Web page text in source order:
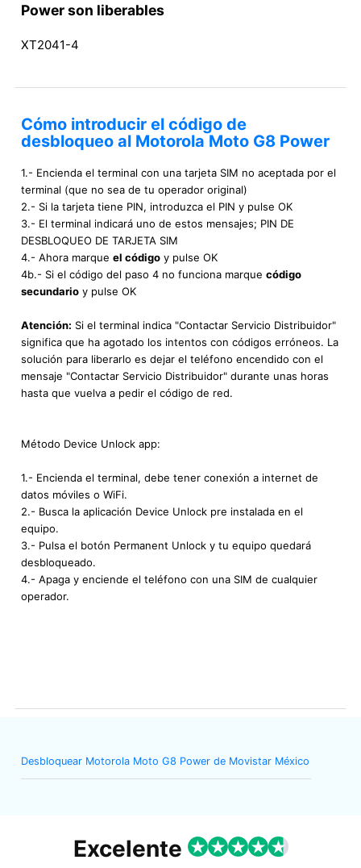
Power son liberables
XT2041-4
Cómo introducir el código de
desbloqueo al Motorola Moto G8 Power
1.- Encienda el terminal con una tarjeta SIM no aceptada por el
terminal (que no sea de tu operador original)
2.- Si la tarjeta tiene PIN, introduzca el PIN y pulse OK
3.- El terminal indicará uno de estos mensajes; PIN DE
DESBLOQUEO DE TARJETA SIM
4.- Ahora marque el código y pulse OK
4b.- Si el código del paso 4 no funciona marque código
secundario y pulse OK
Atención: Si el terminal indica "Contactar Servicio Distribuidor"
significa que ha agotado los intentos con códigos erróneos. La
solución para liberarlo es dejar el teléfono encendido con el
mensaje "Contactar Servicio Distribuidor" durante unas horas
hasta que vuelva a pedir el código de red.
Método Device Unlock app:
1.- Encienda el terminal, debe tener conexión a internet de
datos móviles o WiFi.
2.- Busca la aplicación Device Unlock pre instalada en el
equipo.
3.- Pulsa el botón Permanent Unlock y tu equipo quedará
desbloqueado.
4.- Apaga y enciende el teléfono con una SIM de cualquier
operador.
Desbloquear Motorola Moto G8 Power de Movistar México
Excelente